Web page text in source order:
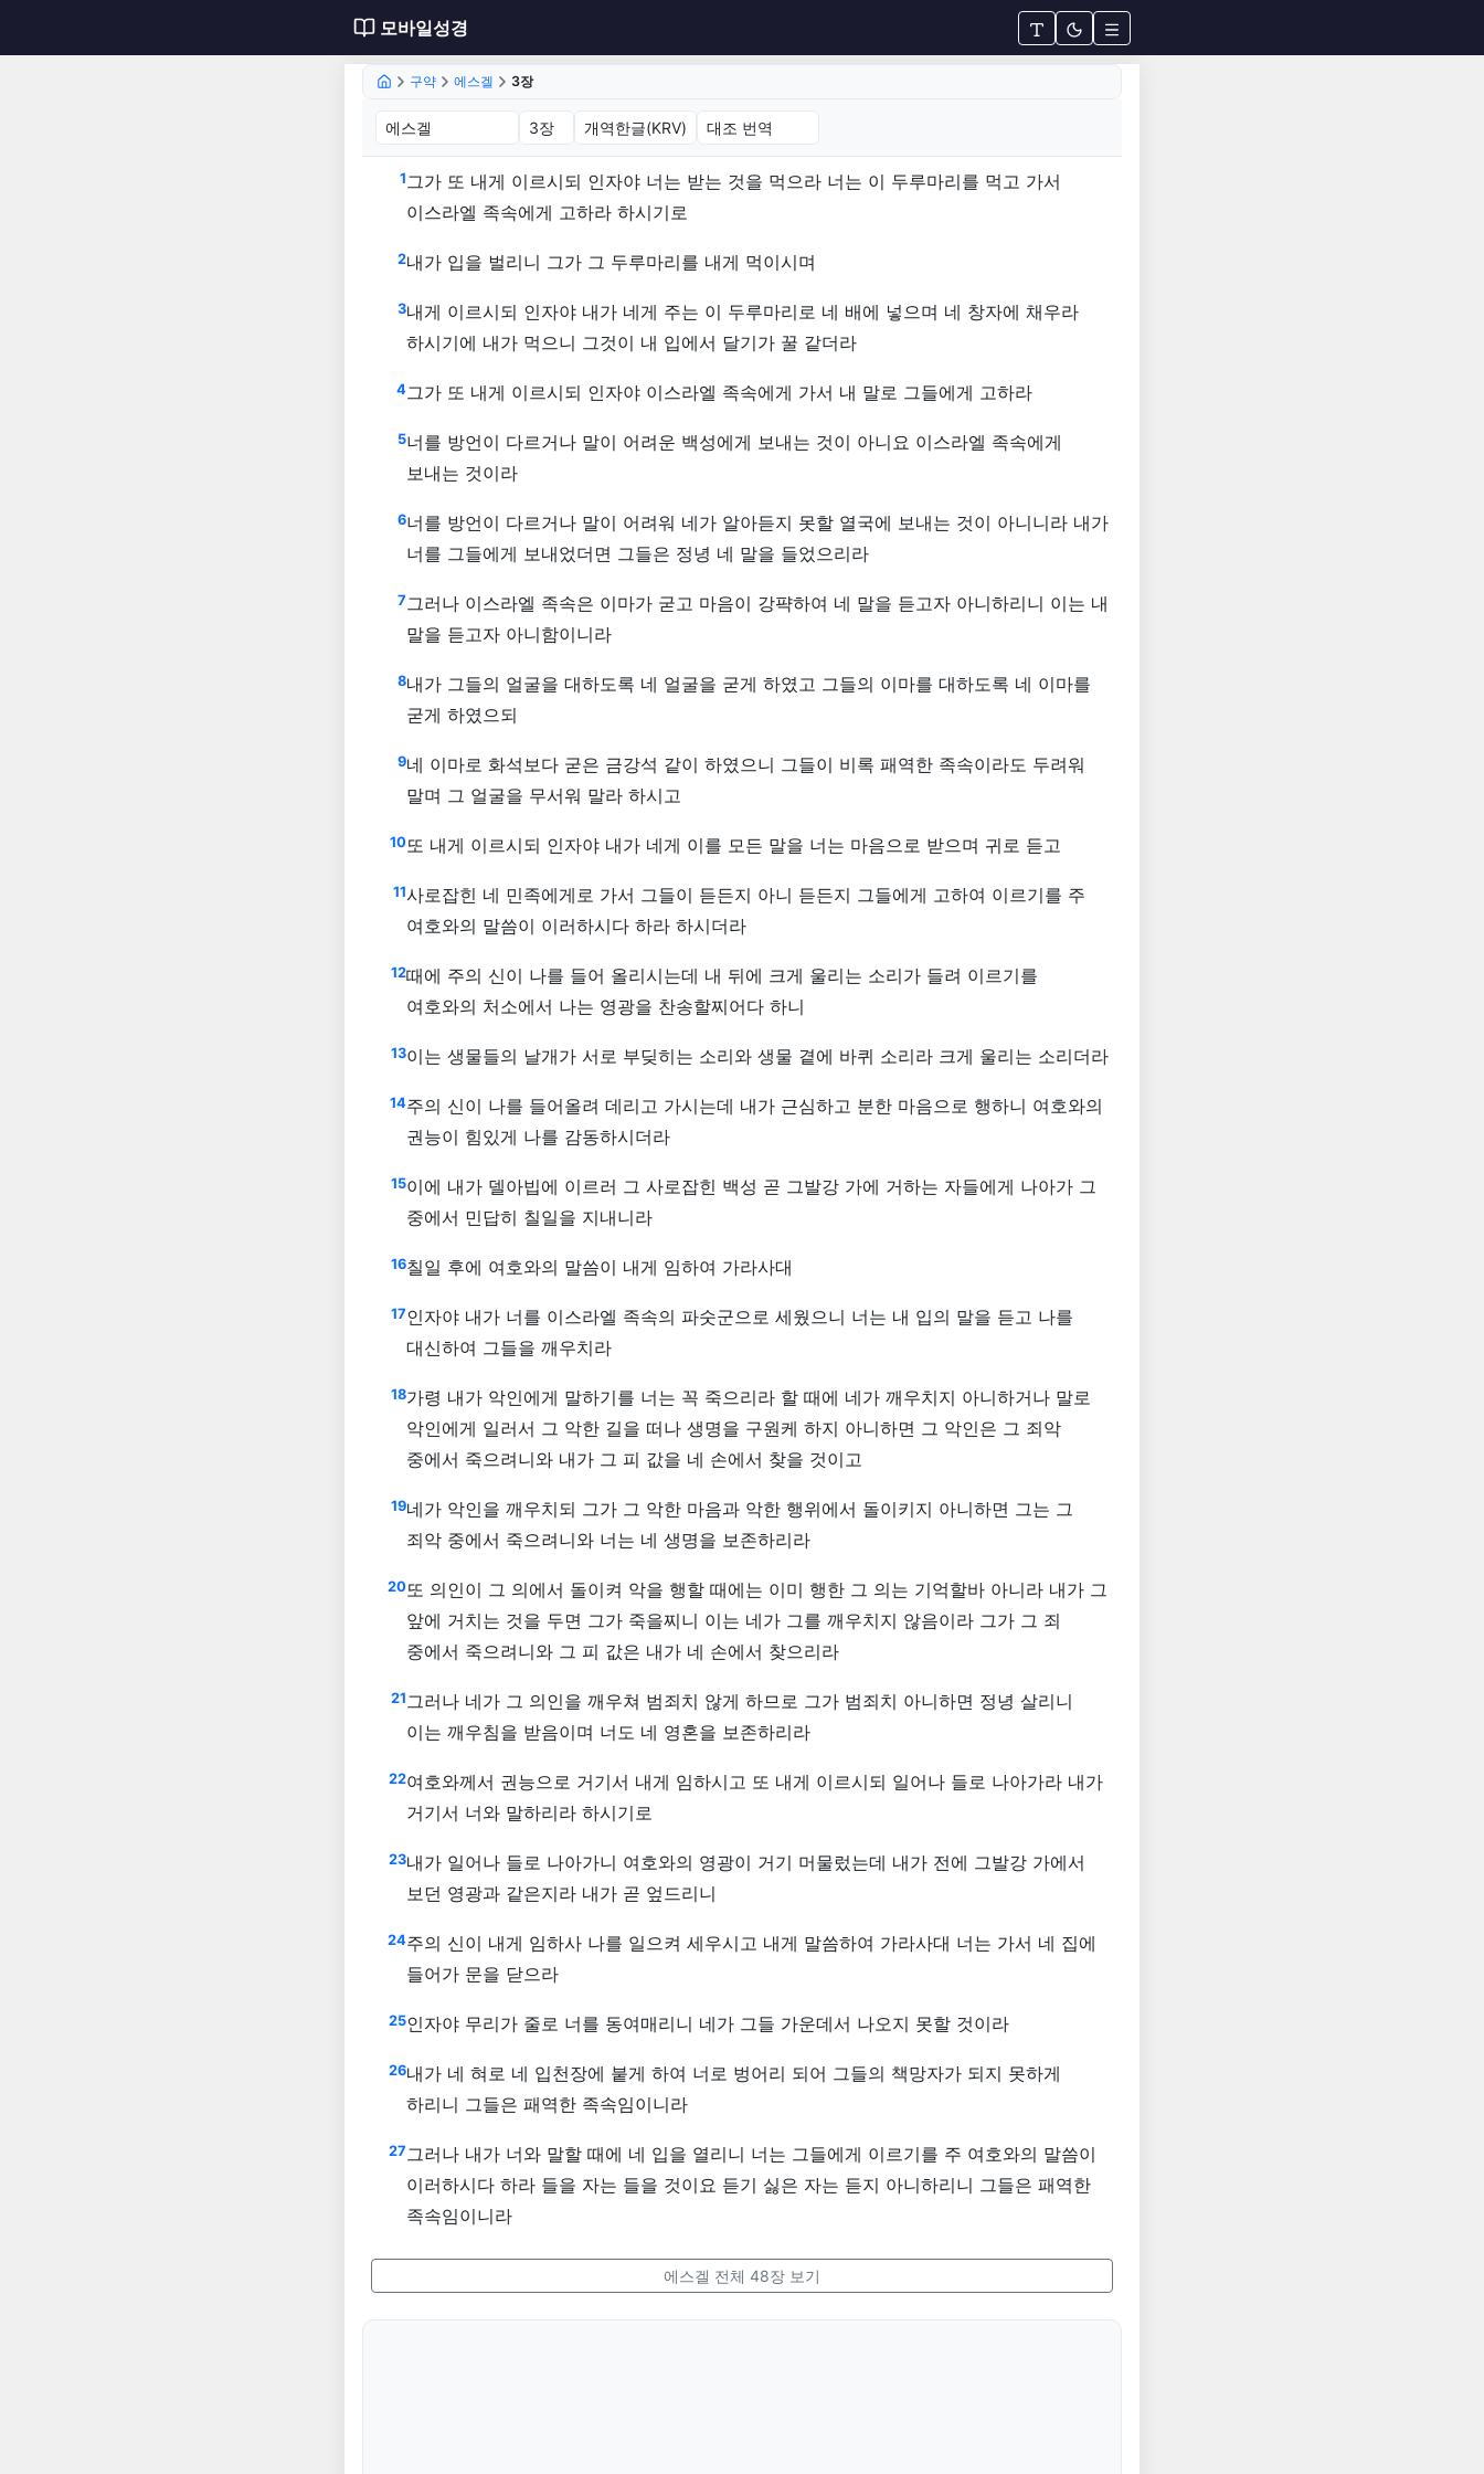
모바일성경
구약 에스겔 3장
에스겔 3장 (개역한글(KRV))
1그가 또 내게 이르시되 인자야 너는 받는 것을 먹으라 너는 이 두루마리를 먹고 가서
이스라엘 족속에게 고하라 하시기로
2내가 입을 벌리니 그가 그 두루마리를 내게 먹이시며
3내게 이르시되 인자야 내가 네게 주는 이 두루마리로 네 배에 넣으며 네 창자에 채우라
하시기에 내가 먹으니 그것이 내 입에서 달기가 꿀 같더라
4그가 또 내게 이르시되 인자야 이스라엘 족속에게 가서 내 말로 그들에게 고하라
5너를 방언이 다르거나 말이 어려운 백성에게 보내는 것이 아니요 이스라엘 족속에게
보내는 것이라
6너를 방언이 다르거나 말이 어려워 네가 알아듣지 못할 열국에 보내는 것이 아니니라 내가
너를 그들에게 보내었더면 그들은 정녕 네 말을 들었으리라
7그러나 이스라엘 족속은 이마가 굳고 마음이 강퍅하여 네 말을 듣고자 아니하리니 이는 내
말을 듣고자 아니함이니라
8내가 그들의 얼굴을 대하도록 네 얼굴을 굳게 하였고 그들의 이마를 대하도록 네 이마를
굳게 하였으되
9네 이마로 화석보다 굳은 금강석 같이 하였으니 그들이 비록 패역한 족속이라도 두려워
말며 그 얼굴을 무서워 말라 하시고
10또 내게 이르시되 인자야 내가 네게 이를 모든 말을 너는 마음으로 받으며 귀로 듣고
11사로잡힌 네 민족에게로 가서 그들이 듣든지 아니 듣든지 그들에게 고하여 이르기를 주
여호와의 말씀이 이러하시다 하라 하시더라
12때에 주의 신이 나를 들어 올리시는데 내 뒤에 크게 울리는 소리가 들려 이르기를
여호와의 처소에서 나는 영광을 찬송할찌어다 하니
13이는 생물들의 날개가 서로 부딪히는 소리와 생물 곁에 바퀴 소리라 크게 울리는 소리더라
14주의 신이 나를 들어올려 데리고 가시는데 내가 근심하고 분한 마음으로 행하니 여호와의
권능이 힘있게 나를 감동하시더라
15이에 내가 델아빕에 이르러 그 사로잡힌 백성 곧 그발강 가에 거하는 자들에게 나아가 그
중에서 민답히 칠일을 지내니라
16칠일 후에 여호와의 말씀이 내게 임하여 가라사대
17인자야 내가 너를 이스라엘 족속의 파숫군으로 세웠으니 너는 내 입의 말을 듣고 나를
대신하여 그들을 깨우치라
18가령 내가 악인에게 말하기를 너는 꼭 죽으리라 할 때에 네가 깨우치지 아니하거나 말로
악인에게 일러서 그 악한 길을 떠나 생명을 구원케 하지 아니하면 그 악인은 그 죄악
중에서 죽으려니와 내가 그 피 값을 네 손에서 찾을 것이고
19네가 악인을 깨우치되 그가 그 악한 마음과 악한 행위에서 돌이키지 아니하면 그는 그
죄악 중에서 죽으려니와 너는 네 생명을 보존하리라
20또 의인이 그 의에서 돌이켜 악을 행할 때에는 이미 행한 그 의는 기억할바 아니라 내가 그
앞에 거치는 것을 두면 그가 죽을찌니 이는 네가 그를 깨우치지 않음이라 그가 그 죄
중에서 죽으려니와 그 피 값은 내가 네 손에서 찾으리라
21그러나 네가 그 의인을 깨우쳐 범죄치 않게 하므로 그가 범죄치 아니하면 정녕 살리니
이는 깨우침을 받음이며 너도 네 영혼을 보존하리라
22여호와께서 권능으로 거기서 내게 임하시고 또 내게 이르시되 일어나 들로 나아가라 내가
거기서 너와 말하리라 하시기로
23내가 일어나 들로 나아가니 여호와의 영광이 거기 머물렀는데 내가 전에 그발강 가에서
보던 영광과 같은지라 내가 곧 엎드리니
24주의 신이 내게 임하사 나를 일으켜 세우시고 내게 말씀하여 가라사대 너는 가서 네 집에
들어가 문을 닫으라
25인자야 무리가 줄로 너를 동여매리니 네가 그들 가운데서 나오지 못할 것이라
26내가 네 혀로 네 입천장에 붙게 하여 너로 벙어리 되어 그들의 책망자가 되지 못하게
하리니 그들은 패역한 족속임이니라
27그러나 내가 너와 말할 때에 네 입을 열리니 너는 그들에게 이르기를 주 여호와의 말씀이
이러하시다 하라 들을 자는 들을 것이요 듣기 싫은 자는 듣지 아니하리니 그들은 패역한
족속임이니라
에스겔 전체 48장 보기